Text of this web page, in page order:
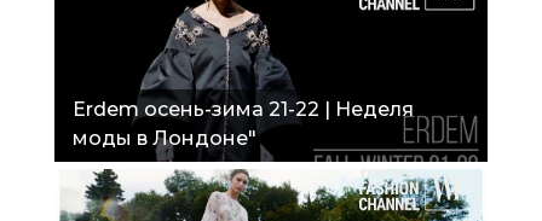
Erdem осень-зима 21-22 | Неделя
моды в Лондоне"